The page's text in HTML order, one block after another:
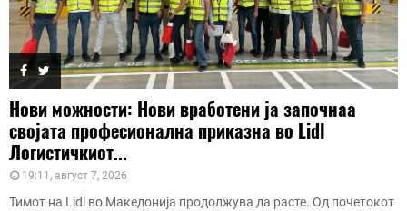
Нови можности: Нови вработени ја започнаа
својата професионална приказна во Lidl
Логистичкиот...
19:11, август 7, 2026
Тимот на Lidl во Македонија продолжува да расте. Од почетокот